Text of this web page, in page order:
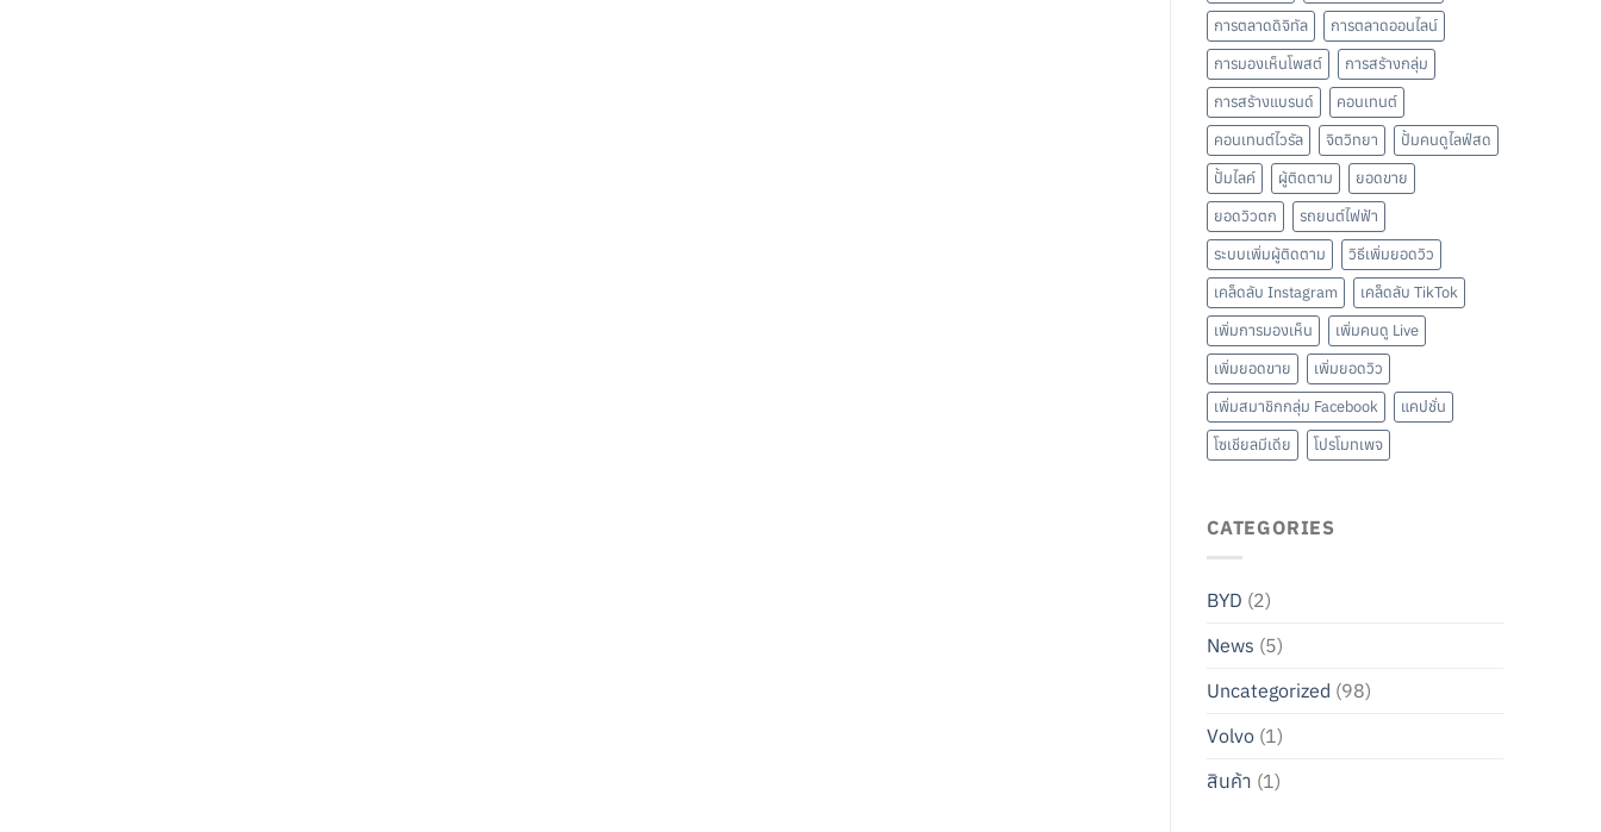
การตลาดดิจิทัล
การตลาดออนไลน์
การมองเห็นโพสต์
การสร้างกลุ่ม
การสร้างแบรนด์
คอนเทนต์
คอนเทนต์ไวรัล
จิตวิทยา
ปั้มคนดูไลฟ์สด
ปั้มไลค์
ผู้ติดตาม
ยอดขาย
ยอดวิวตก
รถยนต์ไฟฟ้า
ระบบเพิ่มผู้ติดตาม
วิธีเพิ่มยอดวิว
เคล็ดลับ Instagram
เคล็ดลับ TikTok
เพิ่มการมองเห็น
เพิ่มคนดู Live
เพิ่มยอดขาย
เพิ่มยอดวิว
เพิ่มสมาชิกกลุ่ม Facebook
แคปชั่น
โซเชียลมีเดีย
โปรโมทเพจ
CATEGORIES
BYD (2)
News (5)
Uncategorized (98)
Volvo (1)
สินค้า (1)